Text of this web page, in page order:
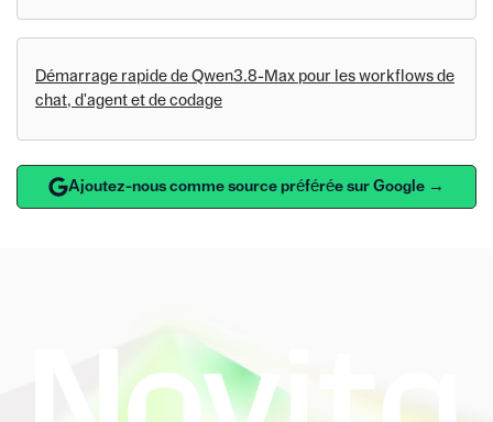
Démarrage rapide de Qwen3.8-Max pour les workflows de
chat, d'agent et de codage
Ajoutez-nous comme source préférée sur Google →